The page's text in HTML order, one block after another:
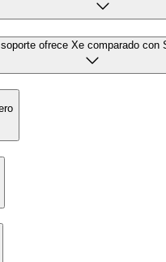
ofrece Xe comparado con